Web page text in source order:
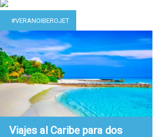
#VERANOIBEROJET
Viajes al Caribe para dos